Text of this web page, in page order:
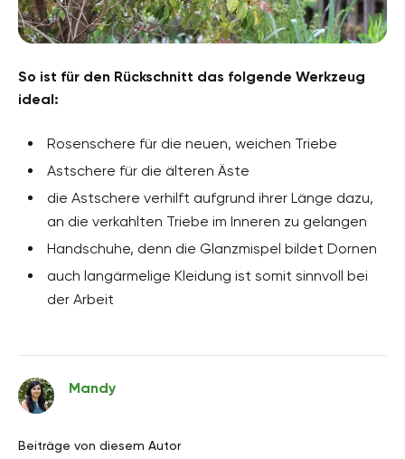
So ist für den Rückschnitt das folgende Werkzeug
ideal:
Rosenschere für die neuen, weichen Triebe
Astschere für die älteren Äste
die Astschere verhilft aufgrund ihrer Länge dazu,
an die verkahlten Triebe im Inneren zu gelangen
Handschuhe, denn die Glanzmispel bildet Dornen
auch langärmelige Kleidung ist somit sinnvoll bei
der Arbeit
Mandy
Beiträge von diesem Autor